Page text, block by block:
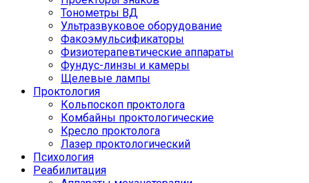
Тонометры ВД
Ультразвуковое оборудование
Факоэмульсификаторы
Физиотерапевтические аппараты
Фундус-линзы и камеры
Щелевые лампы
Проктология
Кольпоскоп проктолога
Комбайны проктологические
Кресло проктолога
Лазер проктологический
Психология
Реабилитация